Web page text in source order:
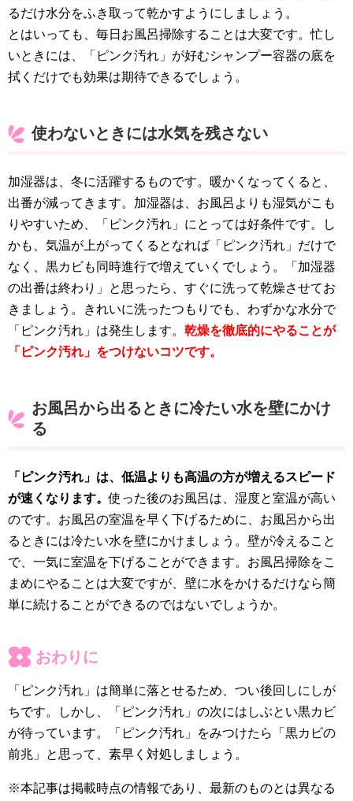
るだけ水分をふき取って乾かすようにしましょう。
とはいっても、毎日お風呂掃除することは大変です。忙し
いときには、「ピンク汚れ」が好むシャンプー容器の底を
拭くだけでも効果は期待できるでしょう。
使わないときには水気を残さない
加湿器は、冬に活躍するものです。暖かくなってくると、
出番が減ってきます。加湿器は、お風呂よりも湿気がこも
りやすいため、「ピンク汚れ」にとっては好条件です。し
かも、気温が上がってくるとなれば「ピンク汚れ」だけで
なく、黒カビも同時進行で増えていくでしょう。「加湿器
の出番は終わり」と思ったら、すぐに洗って乾燥させてお
きましょう。きれいに洗ったつもりでも、わずかな水分で
「ピンク汚れ」は発生します。 乾燥を徹底的にやることが
「ピンク汚れ」をつけないコツです。
お風呂から出るときに冷たい水を壁にかけ
る
「ピンク汚れ」は、低温よりも高温の方が増えるスピード
が速くなります。使った後のお風呂は、湿度と室温が高い
のです。お風呂の室温を早く下げるために、お風呂から出
るときには冷たい水を壁にかけましょう。壁が冷えること
で、一気に室温を下げることができます。お風呂掃除をこ
まめにやることは大変ですが、壁に水をかけるだけなら簡
単に続けることができるのではないでしょうか。
おわりに
「ピンク汚れ」は簡単に落とせるため、つい後回しにしが
ちです。しかし、「ピンク汚れ」の次にはしぶとい黒カビ
が待っています。「ピンク汚れ」をみつけたら「黒カビの
前兆」と思って、素早く対処しましょう。
※本記事は掲載時点の情報であり、最新のものとは異なる